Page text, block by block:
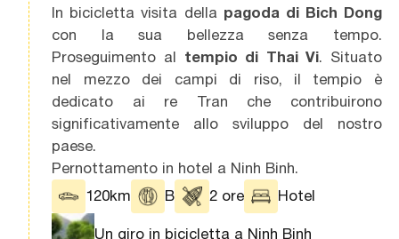
In bicicletta visita della pagoda di Bich Dong
con la sua bellezza senza tempo.
Proseguimento al tempio di Thai Vi. Situato
nel mezzo dei campi di riso, il tempio è
dedicato ai re Tran che contribuirono
significativamente allo sviluppo del nostro
paese.
Pernottamento in hotel a Ninh Binh.
120km
B 2 ore Hotel
Un giro in bicicletta a Ninh Binh